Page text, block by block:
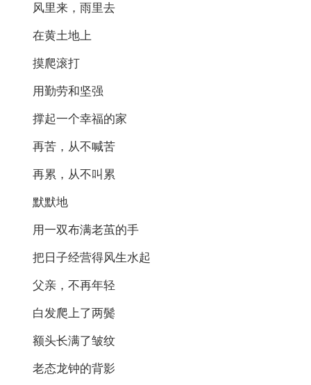
风里来，雨里去
在黄土地上
摸爬滚打
用勤劳和坚强
撑起一个幸福的家
再苦，从不喊苦
再累，从不叫累
默默地
用一双布满老茧的手
把日子经营得风生水起
父亲，不再年轻
白发爬上了两鬓
额头长满了皱纹
老态龙钟的背影